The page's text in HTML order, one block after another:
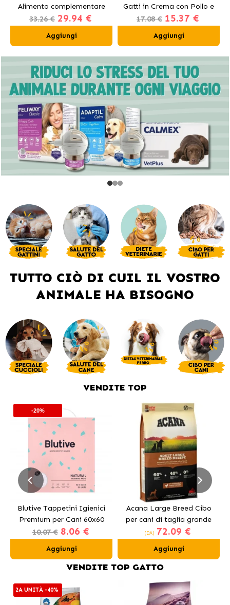
Alimento complementare
per cani al manzo
33.26 € 29.94 €
Aggiungi
Gatti in Crema con Pollo e
Salmone
17.08 € 15.37 €
Aggiungi
TUTTO CIÒ DI CUIL IL VOSTRO
ANIMALE HA BISOGNO
VENDITE TOP
-20%
Blutive Tappetini Igienici
Premium per Cani 60x60
cm
10.07 € 8.06 €
Aggiungi
Acana Large Breed Cibo
per cani di taglia grande
con pollo
(DA) 72.09 €
Aggiungi
VENDITE TOP GATTO
2A UNITÀ -40%